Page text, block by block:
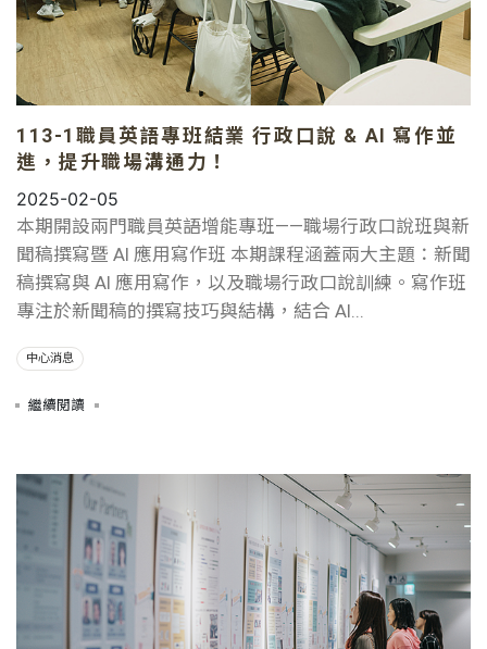
113-1職員英語專班結業 行政口說 & AI 寫作並
進，提升職場溝通力！
2025-02-05
本期開設兩門職員英語增能專班——職場行政口說班與新
聞稿撰寫暨 AI 應用寫作班 本期課程涵蓋兩大主題：新聞
稿撰寫與 AI 應用寫作，以及職場行政口說訓練。寫作班
專注於新聞稿的撰寫技巧與結構，結合 AI...
中心消息
繼續閱讀